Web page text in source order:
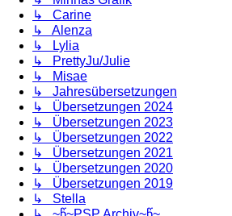
↳ Carine
↳ Alenza
↳ Lylia
↳ PrettyJu/Julie
↳ Misae
↳ Jahresübersetzungen
↳ Übersetzungen 2024
↳ Übersetzungen 2023
↳ Übersetzungen 2022
↳ Übersetzungen 2021
↳ Übersetzungen 2020
↳ Übersetzungen 2019
↳ Stella